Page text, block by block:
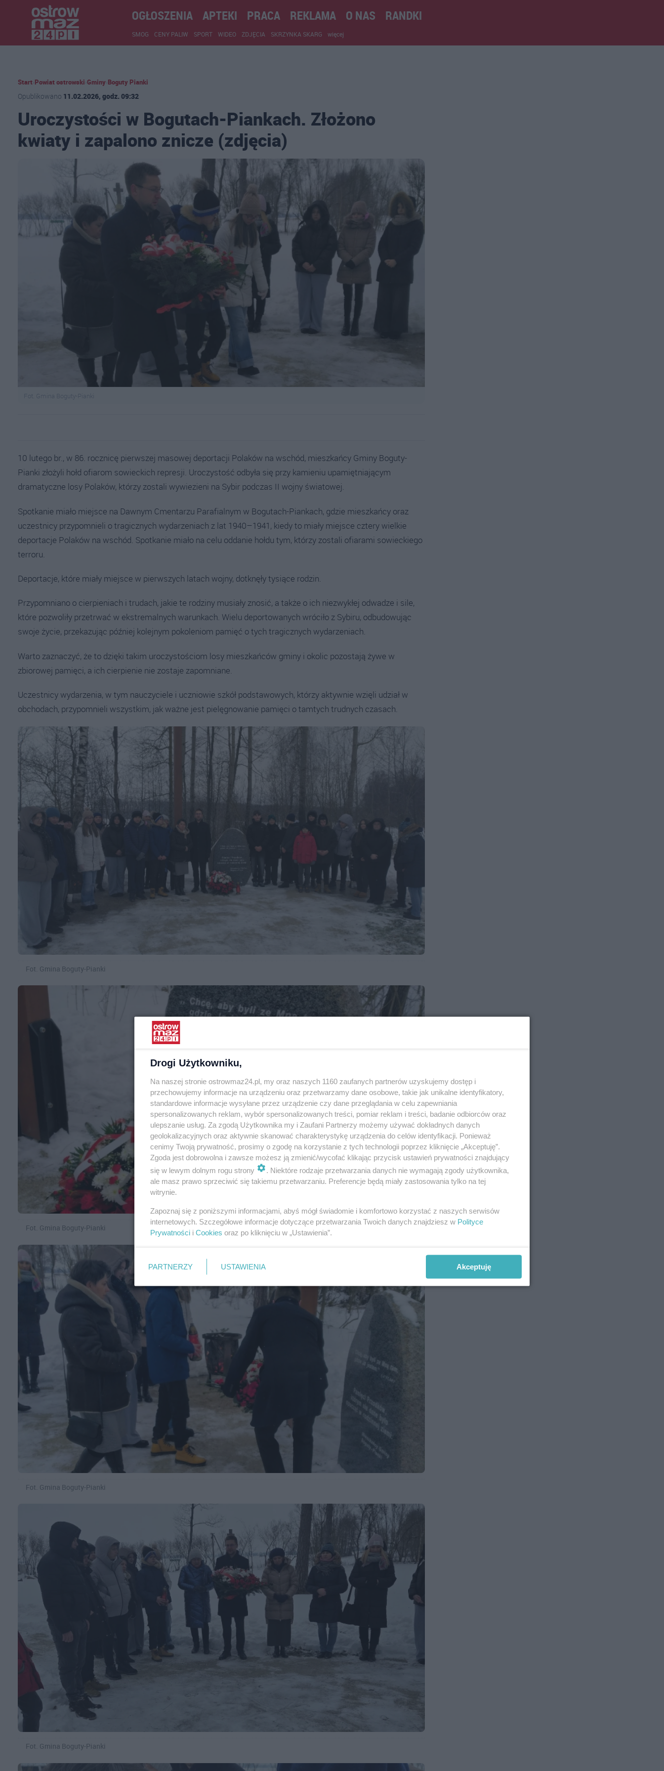
OGŁOSZENIA APTEKI PRACA REKLAMA O NAS RANDKI
SMOG CENY PALIW SPORT WIDEO ZDJĘCIA SKRZYNKA SKARG więcej
Start Powiat ostrowski Gminy Boguty Pianki
Opublikowano 11.02.2026, godz. 09:32
Uroczystości w Bogutach-Piankach. Złożono
kwiaty i zapalono znicze (zdjęcia)
Fot. Gmina Boguty-Pianki
10 lutego br., w 86. rocznicę pierwszej masowej deportacji Polaków na wschód, mieszkańcy Gminy Boguty-
Pianki złożyli hołd ofiarom sowieckich represji. Uroczystość odbyła się przy kamieniu upamiętniającym
dramatyczne losy Polaków, którzy zostali wywiezieni na Sybir podczas II wojny światowej.
Spotkanie miało miejsce na Dawnym Cmentarzu Parafialnym w Bogutach-Piankach, gdzie mieszkańcy oraz
uczestnicy przypomnieli o tragicznych wydarzeniach z lat 1940–1941, kiedy to miały miejsce cztery wielkie
deportacje Polaków na wschód. Spotkanie miało na celu oddanie hołdu tym, którzy zostali ofiarami sowieckiego
terroru.
Deportacje, które miały miejsce w pierwszych latach wojny, dotknęły tysiące rodzin.
Przypomniano o cierpieniach i trudach, jakie te rodziny musiały znosić, a także o ich niezwykłej odwadze i sile,
które pozwoliły przetrwać w ekstremalnych warunkach. Wielu deportowanych wróciło z Sybiru, odbudowując
swoje życie, przekazując później kolejnym pokoleniom pamięć o tych tragicznych wydarzeniach.
Warto zaznaczyć, że to dzięki takim uroczystościom losy mieszkańców gminy i okolic pozostają żywe w
zbiorowej pamięci, a ich cierpienie nie zostaje zapomniane.
Uczestnicy wydarzenia, w tym nauczyciele i uczniowie szkół podstawowych, którzy aktywnie wzięli udział w
obchodach, przypomnieli wszystkim, jak ważne jest pielęgnowanie pamięci o tamtych trudnych czasach.
Fot. Gmina Boguty-Pianki
Fot. Gmina Boguty-Pianki
Fot. Gmina Boguty-Pianki
Fot. Gmina Boguty-Pianki
Drogi Użytkowniku,
Na naszej stronie ostrowmaz24.pl, my oraz naszych 1160 zaufanych partnerów uzyskujemy dostęp i
przechowujemy informacje na urządzeniu oraz przetwarzamy dane osobowe, takie jak unikalne identyfikatory,
standardowe informacje wysyłane przez urządzenie czy dane przeglądania w celu zapewniania
spersonalizowanych reklam, wybór spersonalizowanych treści, pomiar reklam i treści, badanie odbiorców oraz
ulepszanie usług. Za zgodą Użytkownika my i Zaufani Partnerzy możemy używać dokładnych danych
geolokalizacyjnych oraz aktywnie skanować charakterystykę urządzenia do celów identyfikacji. Ponieważ
cenimy Twoją prywatność, prosimy o zgodę na korzystanie z tych technologii poprzez kliknięcie „Akceptuję”.
Zgoda jest dobrowolna i zawsze możesz ją zmienić/wycofać klikając przycisk ustawień prywatności znajdujący
się w lewym dolnym rogu strony
. Niektóre rodzaje przetwarzania danych nie wymagają zgody użytkownika,
ale masz prawo sprzeciwić się takiemu przetwarzaniu. Preferencje będą miały zastosowania tylko na tej
witrynie.
Zapoznaj się z poniższymi informacjami, abyś mógł świadomie i komfortowo korzystać z naszych serwisów
internetowych. Szczegółowe informacje dotyczące przetwarzania Twoich danych znajdziesz w Polityce
Prywatności i Cookies oraz po kliknięciu w „Ustawienia”.
PARTNERZY USTAWIENIA Akceptuję